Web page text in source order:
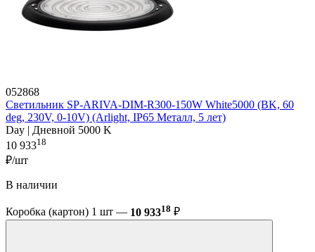
052868
Светильник SP-ARIVA-DIM-R300-150W White5000 (BK, 60
deg, 230V, 0-10V) (Arlight, IP65 Металл, 5 лет)
Day | Дневной 5000 K
10 93318
₽/шт
В наличии
Коробка (картон) 1 шт — 10 93318 ₽